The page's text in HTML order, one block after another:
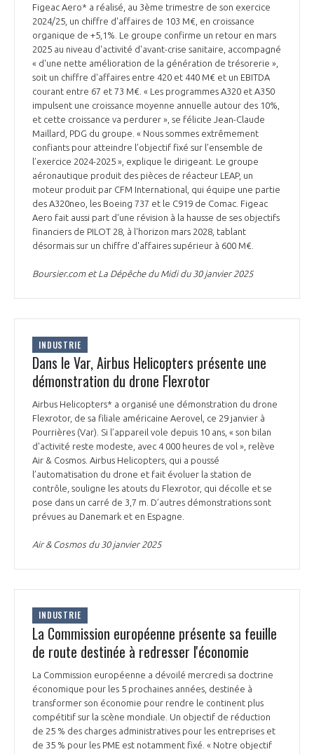
Figeac Aero* a réalisé, au 3ème trimestre de son exercice
2024/25, un chiffre d'affaires de 103 M€, en croissance
organique de +5,1%. Le groupe confirme un retour en mars
2025 au niveau d'activité d'avant-crise sanitaire, accompagné
« d'une nette amélioration de la génération de trésorerie »,
soit un chiffre d'affaires entre 420 et 440 M€ et un EBITDA
courant entre 67 et 73 M€. « Les programmes A320 et A350
impulsent une croissance moyenne annuelle autour des 10%,
et cette croissance va perdurer », se félicite Jean-Claude
Maillard, PDG du groupe. « Nous sommes extrêmement
confiants pour atteindre l’objectif fixé sur l’ensemble de
l’exercice 2024-2025 », explique le dirigeant. Le groupe
aéronautique produit des pièces de réacteur LEAP, un
moteur produit par CFM International, qui équipe une partie
des A320neo, les Boeing 737 et le C919 de Comac. Figeac
Aero fait aussi part d'une révision à la hausse de ses objectifs
financiers de PILOT 28, à l'horizon mars 2028, tablant
désormais sur un chiffre d'affaires supérieur à 600 M€.
Boursier.com et La Dépêche du Midi du 30 janvier 2025
INDUSTRIE
Dans le Var, Airbus Helicopters présente une
démonstration du drone Flexrotor
Airbus Helicopters* a organisé une démonstration du drone
Flexrotor, de sa filiale américaine Aerovel, ce 29 janvier à
Pourrières (Var). Si l’appareil vole depuis 10 ans, « son bilan
d'activité reste modeste, avec 4 000 heures de vol », relève
Air & Cosmos. Airbus Helicopters, qui a poussé
l’automatisation du drone et fait évoluer la station de
contrôle, souligne les atouts du Flexrotor, qui décolle et se
pose dans un carré de 3,7 m. D’autres démonstrations sont
prévues au Danemark et en Espagne.
Air & Cosmos du 30 janvier 2025
INDUSTRIE
La Commission européenne présente sa feuille
de route destinée à redresser l'économie
La Commission européenne a dévoilé mercredi sa doctrine
économique pour les 5 prochaines années, destinée à
transformer son économie pour rendre le continent plus
compétitif sur la scène mondiale. Un objectif de réduction
de 25 % des charges administratives pour les entreprises et
de 35 % pour les PME est notamment fixé. « Notre objectif